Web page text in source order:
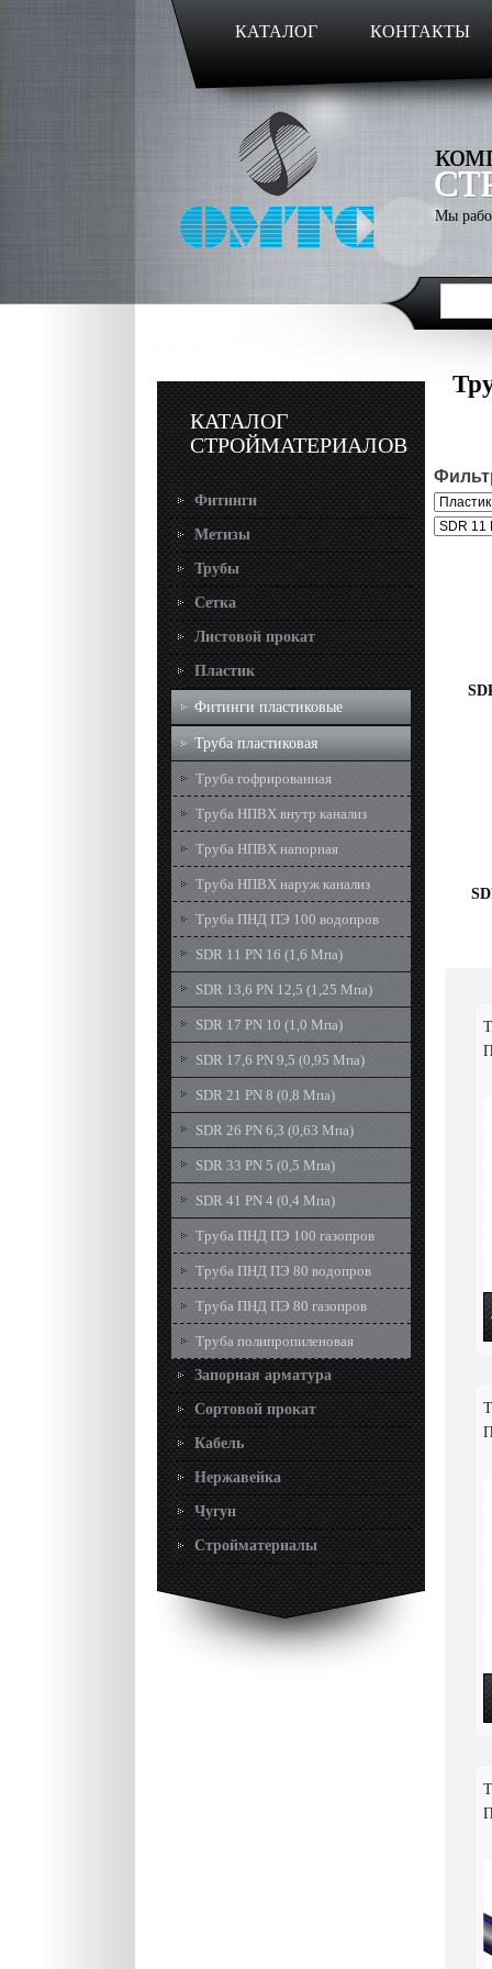
КАТАЛОГ КОНТАКТЫ
Мы
КАТАЛОГ
СТРОЙМАТЕРИАЛОВ
Фитинги
Метизы
Трубы
Сетка
Листовой прокат
Пластик
Фитинги пластиковые
Труба пластиковая
Труба гофрированная
Труба НПВХ внутр канализ
Труба НПВХ напорная
Труба НПВХ наруж канализ
Труба ПНД ПЭ 100 водопров
SDR 11 PN 16 (1,6 Мпа)
SDR 13,6 PN 12,5 (1,25 Мпа)
SDR 17 PN 10 (1,0 Мпа)
SDR 17,6 PN 9,5 (0,95 Мпа)
SDR 21 PN 8 (0,8 Мпа)
SDR 26 PN 6,3 (0,63 Мпа)
SDR 33 PN 5 (0,5 Мпа)
SDR 41 PN 4 (0,4 Мпа)
Труба ПНД ПЭ 100 газопров
Труба ПНД ПЭ 80 водопров
Труба ПНД ПЭ 80 газопров
Труба полипропиленовая
Запорная арматура
Сортовой прокат
Кабель
Нержавейка
Чугун
Стройматериалы